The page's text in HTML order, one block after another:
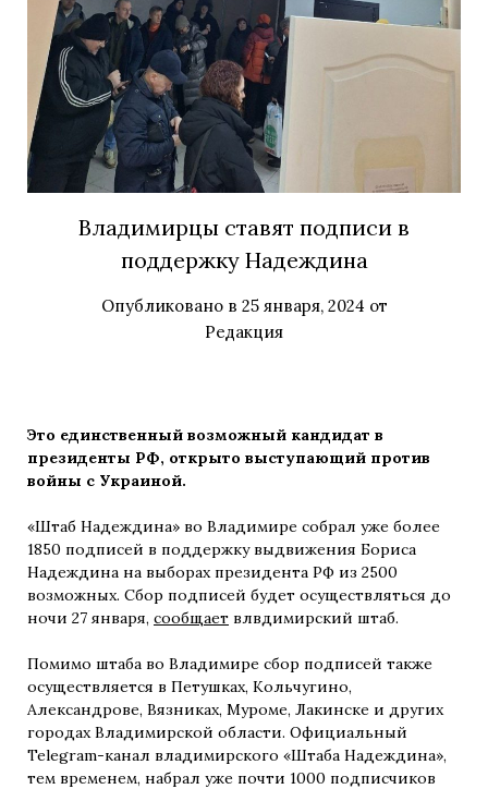
Владимирцы ставят подписи в
поддержку Надеждина
Опубликовано в 25 января, 2024 от
Редакция
Это единственный возможный кандидат в
президенты РФ, открыто выступающий против
войны с Украиной.
«Штаб Надеждина» во Владимире собрал уже более
1850 подписей в поддержку выдвижения Бориса
Надеждина на выборах президента РФ из 2500
возможных. Сбор подписей будет осуществляться до
ночи 27 января, сообщает влвдимирский штаб.
Помимо штаба во Владимире сбор подписей также
осуществляется в Петушках, Кольчугино,
Александрове, Вязниках, Муроме, Лакинске и других
городах Владимирской области. Официальный
Telegram-канал владимирского «Штаба Надеждина»,
тем временем, набрал уже почти 1000 подписчиков